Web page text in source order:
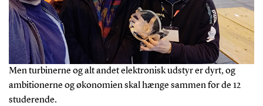
Men turbinerne og alt andet elektronisk udstyr er dyrt, og
ambitionerne og økonomien skal hænge sammen for de 12
studerende.